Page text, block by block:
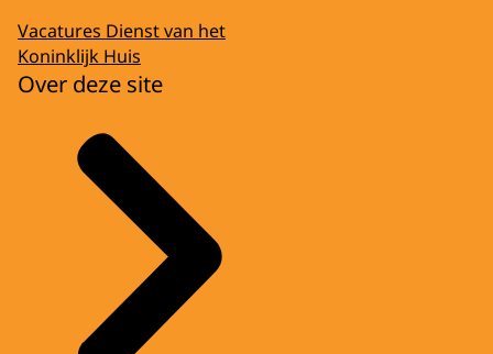
Vacatures Dienst van het
Koninklijk Huis
Over deze site